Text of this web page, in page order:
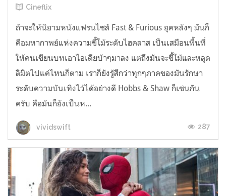
Cineflix
ถ้าจะให้นิยามหนังแฟรนไชส์ Fast & Furious ยุคหลังๆ มันก็
คือมหากาพย์แห่งความขี้โม้ระดับไฮคลาส เป็นเสมือนพื้นที่
ให้คนเขียนบทเอาไอเดียบ้าๆมาลง แต่ถึงมันจะขี้โม้และหลุด
ลิมิตไปแค่ไหนก็ตาม เราก็ยังรู้สึกว่าทุกๆภาคของมันรักษา
ระดับความบันเทิงไว้ได้อย่างดี Hobbs & Shaw ก็เช่นกัน
ครับ คือมันก็ยังเป็นห...
vividswift 287